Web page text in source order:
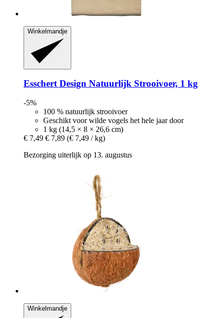
Winkelmandje
Esschert Design Natuurlijk Strooivoer, 1 kg
-5%
100 % natuurlijk strooivoer
Geschikt voor wilde vogels het hele jaar door
1 kg (14,5 × 8 × 26,6 cm)
€ 7,49 € 7,89 (€ 7,49 / kg)
Bezorging uiterlijk op 13. augustus
Winkelmandje